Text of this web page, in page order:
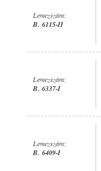
Lemezszám:
B. 6115-II
Lemezszám:
B. 6337-I
Lemezszám:
B. 6409-I